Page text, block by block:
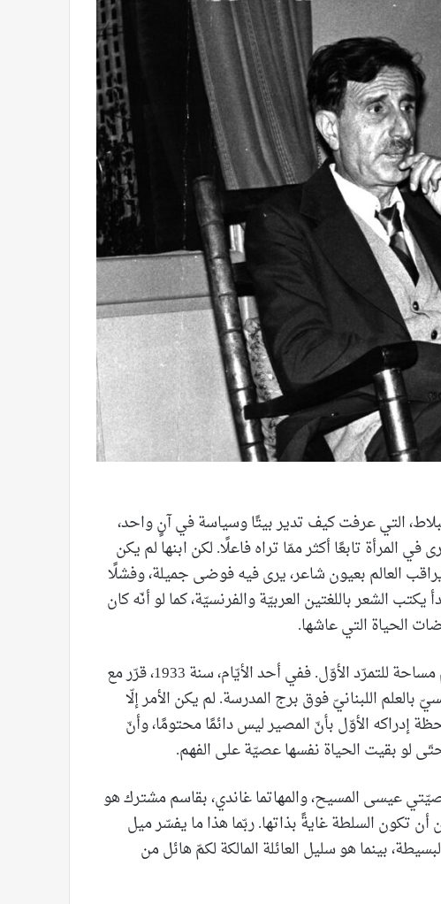
التي عرفت كيف تدير بيتًا وسياسة في آنٍ واحد،
المرأة تابعًا أكثر ممّا تراه فاعلًا. لكن ابنها لم يكن
العالم بعيون شاعر، يرى فيه فوضى جميلة، وفشلًا
الشعر باللغتين العربيّة والفرنسيّة، كما لو أنّه كان
الحياة التي عاشها.
في عينطورة، حيث تلقّى تعليمه، كان التعليم مساحة للتمرّد الأوّل. ففي أحد الأيّام، سنة 1933، قرّر مع
بالعلم اللبنانيّ فوق برج المدرسة. لم يكن الأمر إلّا
إدراكه الأوّل بأنّ المصير ليس دائمًا محتومًا، وأنّ
حتّى لو بقيت الحياة نفسها عصيّة على الفهم.
عيسى المسيح، والمهاتما غاندي، بقاسم مشترك هو
أن تكون السلطة غايةً بذاتها. ربّما هذا ما يفسّر ميل
بينما هو سليل العائلة المالكة لكمّ هائل من